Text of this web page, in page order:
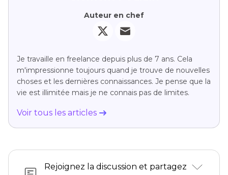
Auteur en chef
Je travaille en freelance depuis plus de 7 ans. Cela
m'impressionne toujours quand je trouve de nouvelles
choses et les dernières connaissances. Je pense que la
vie est illimitée mais je ne connais pas de limites.
Voir tous les articles
Rejoignez la discussion et partagez